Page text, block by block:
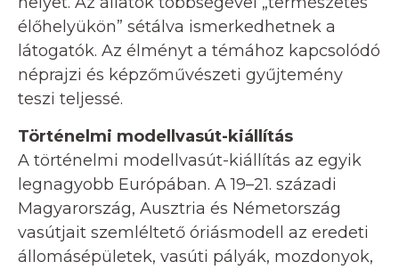
élőhelyükön” sétálva ismerkedhetnek a
látogatók. Az élményt a témához kapcsolódó
néprajzi és képzőművészeti gyűjtemény
teszi teljessé.
Történelmi modellvasút-kiállítás
A történelmi modellvasút-kiállítás az egyik
legnagyobb Európában. A 19–21. századi
Magyarország, Ausztria és Németország
vasútjait szemléltető óriásmodell az eredeti
állomásépületek, vasúti pályák, mozdonyok,